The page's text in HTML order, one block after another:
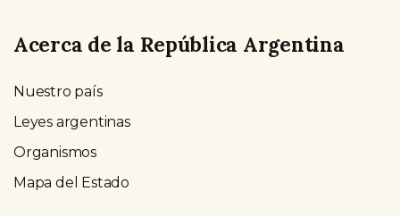
Acerca de la República Argentina
Nuestro país
Leyes argentinas
Organismos
Mapa del Estado